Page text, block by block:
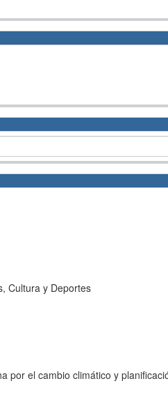
Cultura y Deportes
por el cambio climático y